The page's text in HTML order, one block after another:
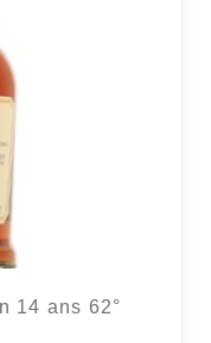
14 ans 62°